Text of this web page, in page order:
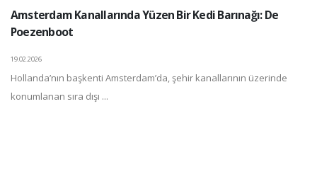
Amsterdam Kanallarında Yüzen Bir Kedi Barınağı: De
Poezenboot
19.02.2026
Hollanda’nın başkenti Amsterdam’da, şehir kanallarının üzerinde
konumlanan sıra dışı ...